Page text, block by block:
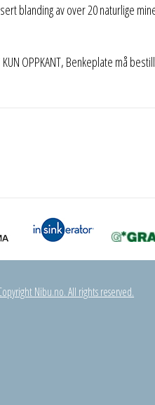
blanding av over 20 naturlige
OPPKANT, Benkeplate må
Nibu.no. All rights reserved.